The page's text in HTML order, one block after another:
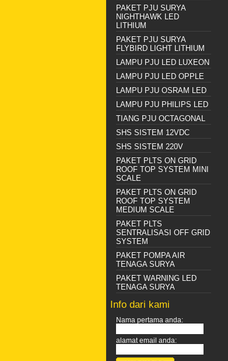
PAKET PJU SURYA
NIGHTHAWK LED
LITHIUM
PAKET PJU SURYA
FLYBIRD LIGHT LITHIUM
LAMPU PJU LED LUXEON
LAMPU PJU LED OPPLE
LAMPU PJU OSRAM LED
LAMPU PJU PHILIPS LED
TIANG PJU OCTAGONAL
SHS SISTEM 12VDC
SHS SISTEM 220V
PAKET PLTS ON GRID
ROOF TOP SYSTEM MINI
SCALE
PAKET PLTS ON GRID
ROOF TOP SYSTEM
MEDIUM SCALE
PAKET PLTS
SENTRALISASI OFF GRID
SYSTEM
PAKET POMPA AIR
TENAGA SURYA
PAKET WARNING LED
TENAGA SURYA
Info dari kami
Nama pertama anda:
alamat email anda: